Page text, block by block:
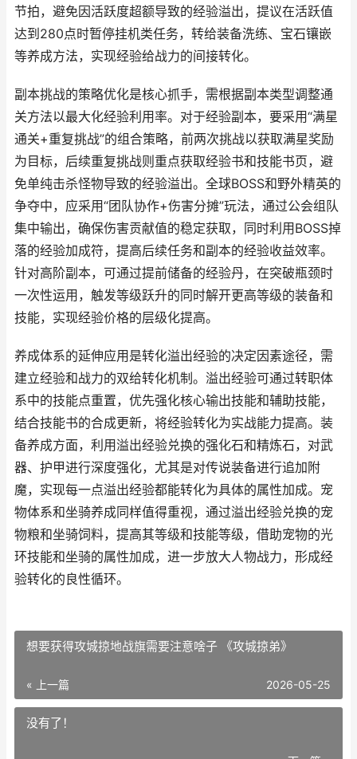
节拍，避免因活跃度超额导致的经验溢出，提议在活跃值
达到280点时暂停挂机类任务，转给装备洗练、宝石镶嵌
等养成方法，实现经验给战力的间接转化。
副本挑战的策略优化是核心抓手，需根据副本类型调整通
关方法以最大化经验利用率。对于经验副本，要采用“满星
通关+重复挑战”的组合策略，前两次挑战以获取满星奖励
为目标，后续重复挑战则重点获取经验书和技能书页，避
免单纯击杀怪物导致的经验溢出。全球BOSS和野外精英的
争夺中，应采用“团队协作+伤害分摊”玩法，通过公会组队
集中输出，确保伤害贡献值的稳定获取，同时利用BOSS掉
落的经验加成符，提高后续任务和副本的经验收益效率。
针对高阶副本，可通过提前储备的经验丹，在突破瓶颈时
一次性运用，触发等级跃升的同时解开更高等级的装备和
技能，实现经验价格的层级化提高。
养成体系的延伸应用是转化溢出经验的决定因素途径，需
建立经验和战力的双给转化机制。溢出经验可通过转职体
系中的技能点重置，优先强化核心输出技能和辅助技能，
结合技能书的合成更新，将经验转化为实战能力提高。装
备养成方面，利用溢出经验兑换的强化石和精炼石，对武
器、护甲进行深度强化，尤其是对传说装备进行追加附
魔，实现每一点溢出经验都能转化为具体的属性加成。宠
物体系和坐骑养成同样值得重视，通过溢出经验兑换的宠
物粮和坐骑饲料，提高其等级和技能等级，借助宠物的光
环技能和坐骑的属性加成，进一步放大人物战力，形成经
验转化的良性循环。
想要获得攻城掠地战旗需要注意啥子 《攻城掠弟》
« 上一篇 2026-05-25
没有了！